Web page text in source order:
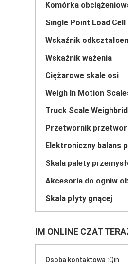
Single Point Load Cell
Wskaźnik
Wskaźnik ważenia
Ciężarowe skale osi
Weigh In Motion
Truck Scale
Elektroniczny balans
Skala palety
Skala płyty gnącej
IM ONLINE CZAT
Osoba kontaktowa :Qin